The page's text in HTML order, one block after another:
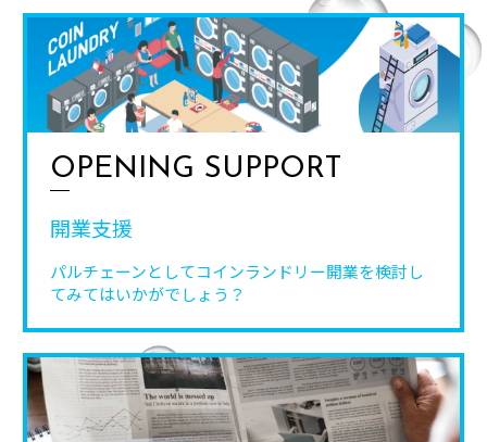
OPENING SUPPORT
開業支援
パルチェーンとしてコインランドリー開業を検討し
てみてはいかがでしょう？